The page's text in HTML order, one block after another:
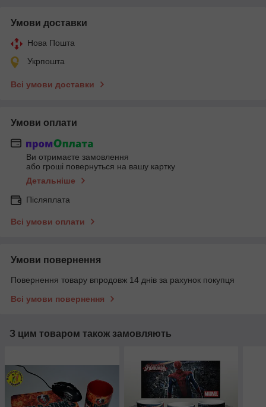
Умови доставки
Нова Пошта
Укрпошта
Всі умови доставки
Умови оплати
Ви отримаєте замовлення
або гроші повернуться на вашу картку
Детальніше
Післяплата
Всі умови оплати
Умови повернення
Повернення товару впродовж 14 днів за рахунок покупця
Всі умови повернення
З цим товаром також замовляють